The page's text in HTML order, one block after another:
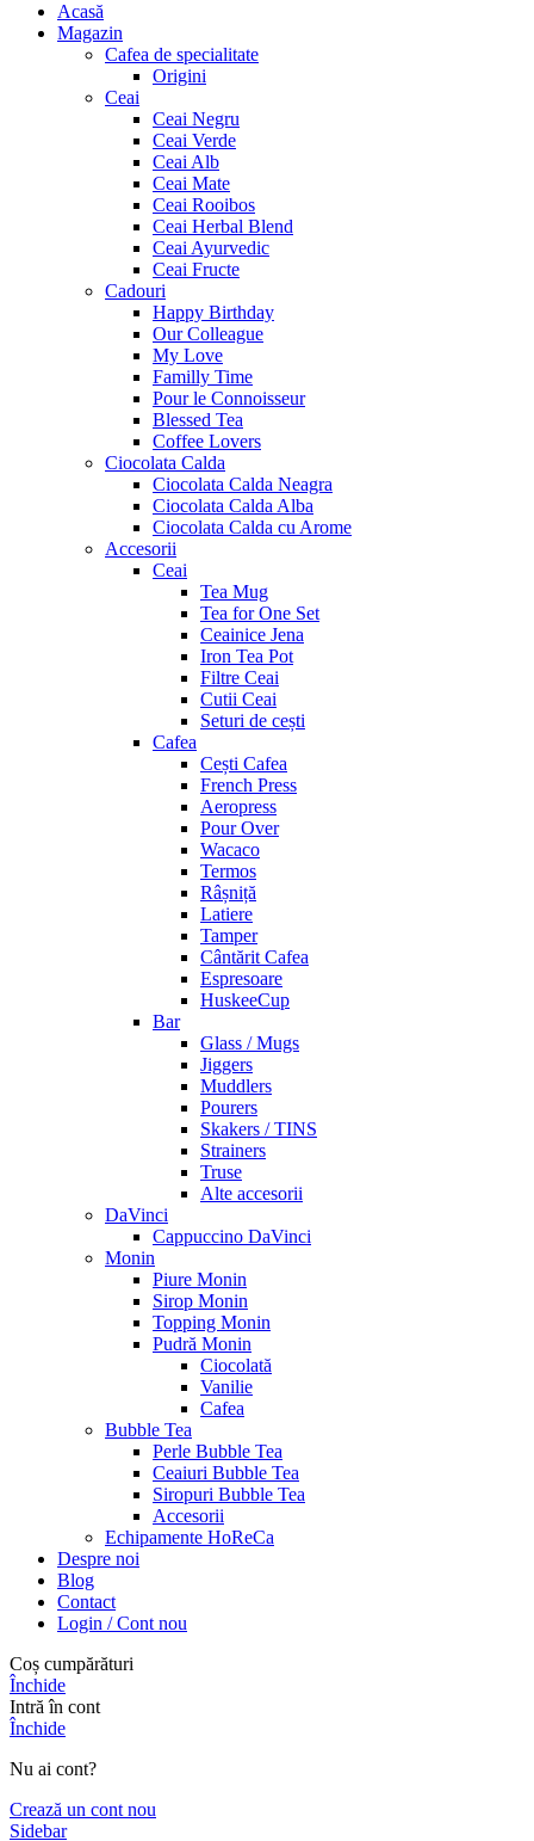
Acasă
Magazin
Cafea de specialitate
Origini
Ceai
Ceai Negru
Ceai Verde
Ceai Alb
Ceai Mate
Ceai Rooibos
Ceai Herbal Blend
Ceai Ayurvedic
Ceai Fructe
Cadouri
Happy Birthday
Our Colleague
My Love
Familly Time
Pour le Connoisseur
Blessed Tea
Coffee Lovers
Ciocolata Calda
Ciocolata Calda Neagra
Ciocolata Calda Alba
Ciocolata Calda cu Arome
Accesorii
Ceai
Tea Mug
Tea for One Set
Ceainice Jena
Iron Tea Pot
Filtre Ceai
Cutii Ceai
Seturi de cești
Cafea
Cești Cafea
French Press
Aeropress
Pour Over
Wacaco
Termos
Râșniță
Latiere
Tamper
Cântărit Cafea
Espresoare
HuskeeCup
Bar
Glass / Mugs
Jiggers
Muddlers
Pourers
Skakers / TINS
Strainers
Truse
Alte accesorii
DaVinci
Cappuccino DaVinci
Monin
Piure Monin
Sirop Monin
Topping Monin
Pudră Monin
Ciocolată
Vanilie
Cafea
Bubble Tea
Perle Bubble Tea
Ceaiuri Bubble Tea
Siropuri Bubble Tea
Accesorii
Echipamente HoReCa
Despre noi
Blog
Contact
Login / Cont nou
Coș cumpărături
Închide
Intră în cont
Închide
Nu ai cont?
Crează un cont nou
Sidebar